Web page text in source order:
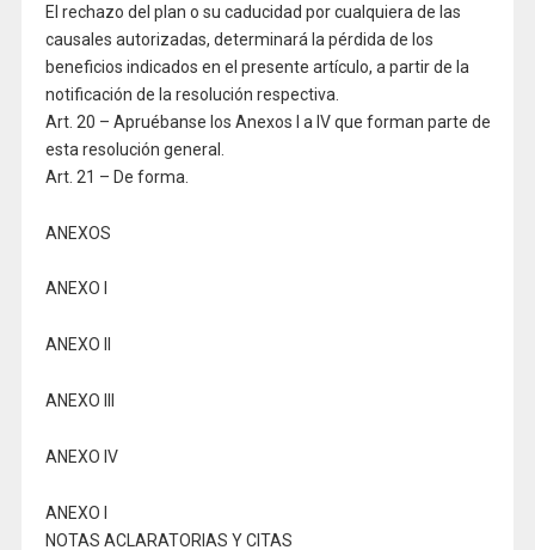
El rechazo del plan o su caducidad por cualquiera de las
causales autorizadas, determinará la pérdida de los
beneficios indicados en el presente artículo, a partir de la
notificación de la resolución respectiva.
Art. 20 – Apruébanse los Anexos I a IV que forman parte de
esta resolución general.
Art. 21 – De forma.
ANEXOS
ANEXO I
ANEXO II
ANEXO III
ANEXO IV
ANEXO I
NOTAS ACLARATORIAS Y CITAS